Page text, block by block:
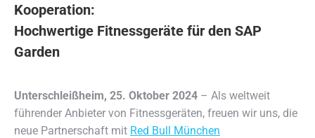
Kooperation:
Hochwertige Fitnessgeräte für den SAP
Garden
Unterschleißheim, 25. Oktober 2024 – Als weltweit
führender Anbieter von Fitnessgeräten, freuen wir uns, die
neue Partnerschaft mit Red Bull München